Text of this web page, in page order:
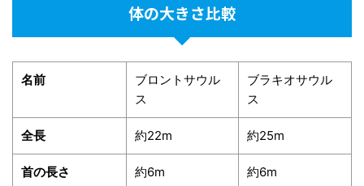
体の大きさ比較
名前
ブロントサウル
ス
ブラキオサウル
ス
全長 約22m 約25m
首の長さ 約6m 約6m